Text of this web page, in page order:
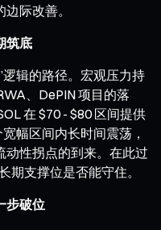
际改善。
筑底
辑的路径。宏观压力持
、DePIN 项目的落
在 $70 - $80 区间提供
幅区间内长时间震荡，
动性拐点的到来。在此过
期支撑位是否能守住。
步破位